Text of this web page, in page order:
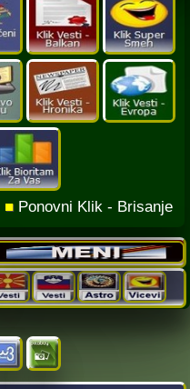
■ Ponovni Klik - Brisanje